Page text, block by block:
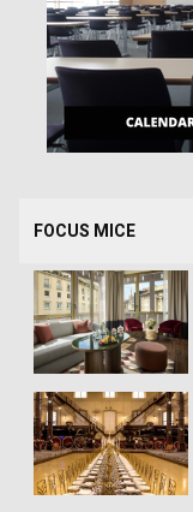
FOCUS MICE